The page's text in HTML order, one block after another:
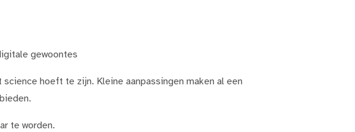
gewoontes
hoeft te zijn. Kleine aanpassingen maken al een
te worden.